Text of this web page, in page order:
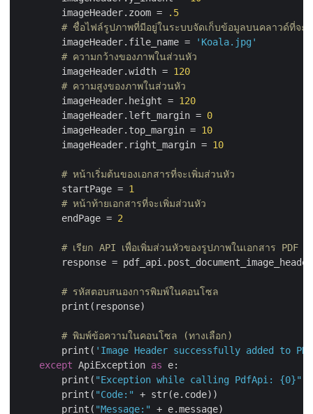
        imageHeader.zoom =
.5
# ชื่อไฟล์รูปภาพที่มีอยู่ในระบบจัดเก็บข้อมูลบนคลาวด์ที่จะ
        imageHeader.file_name =
'Koala.jpg'
# ความกว้างของภาพในส่วนหัว
        imageHeader.width =
120
# ความสูงของภาพในส่วนหัว
        imageHeader.height =
120
        imageHeader.left_margin =
0
        imageHeader.top_margin =
10
        imageHeader.right_margin =
10
# หน้าเริ่มต้นของเอกสารที่จะเพิ่มส่วนหัว
        startPage =
1
# หน้าท้ายเอกสารที่จะเพิ่มส่วนหัว
        endPage =
2
# เรียก API เพื่อเพิ่มส่วนหัวของรูปภาพในเอกสาร PDF
response =
# รหัสตอบสนองการพิมพ์ในคอนโซล
        print(response)
# พิมพ์ข้อความในคอนโซล (ทางเลือก)
        print(
'Image Header successfully added to
except ApiException as e:
        print(
"Exception while calling PdfApi: {0}"
        print(
"Code:"
+ str(e.code))
        print(
"Message:"